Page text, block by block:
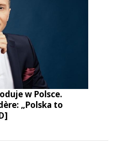
w Polsce.
„Polska to